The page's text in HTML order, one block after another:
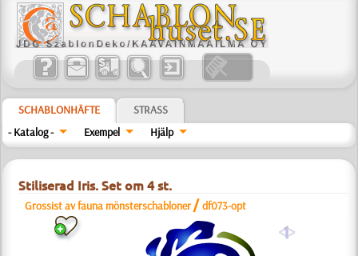
SCHABLONHÄFTE
STRASS
- Katalog -
Exempel Hjälp
Stiliserad Iris. Set om 4 st.
Grossist av fauna mönsterschabloner /df073-opt
a